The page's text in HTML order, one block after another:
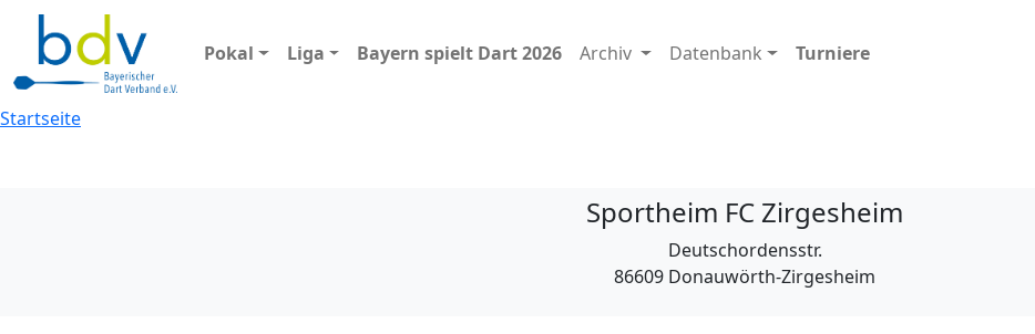
Pokal Liga Bayern spielt Dart 2026 Archiv Datenbank Turniere
Startseite
Sportheim FC Zirgesheim
Deutschordensstr.
86609 Donauwörth-Zirgesheim